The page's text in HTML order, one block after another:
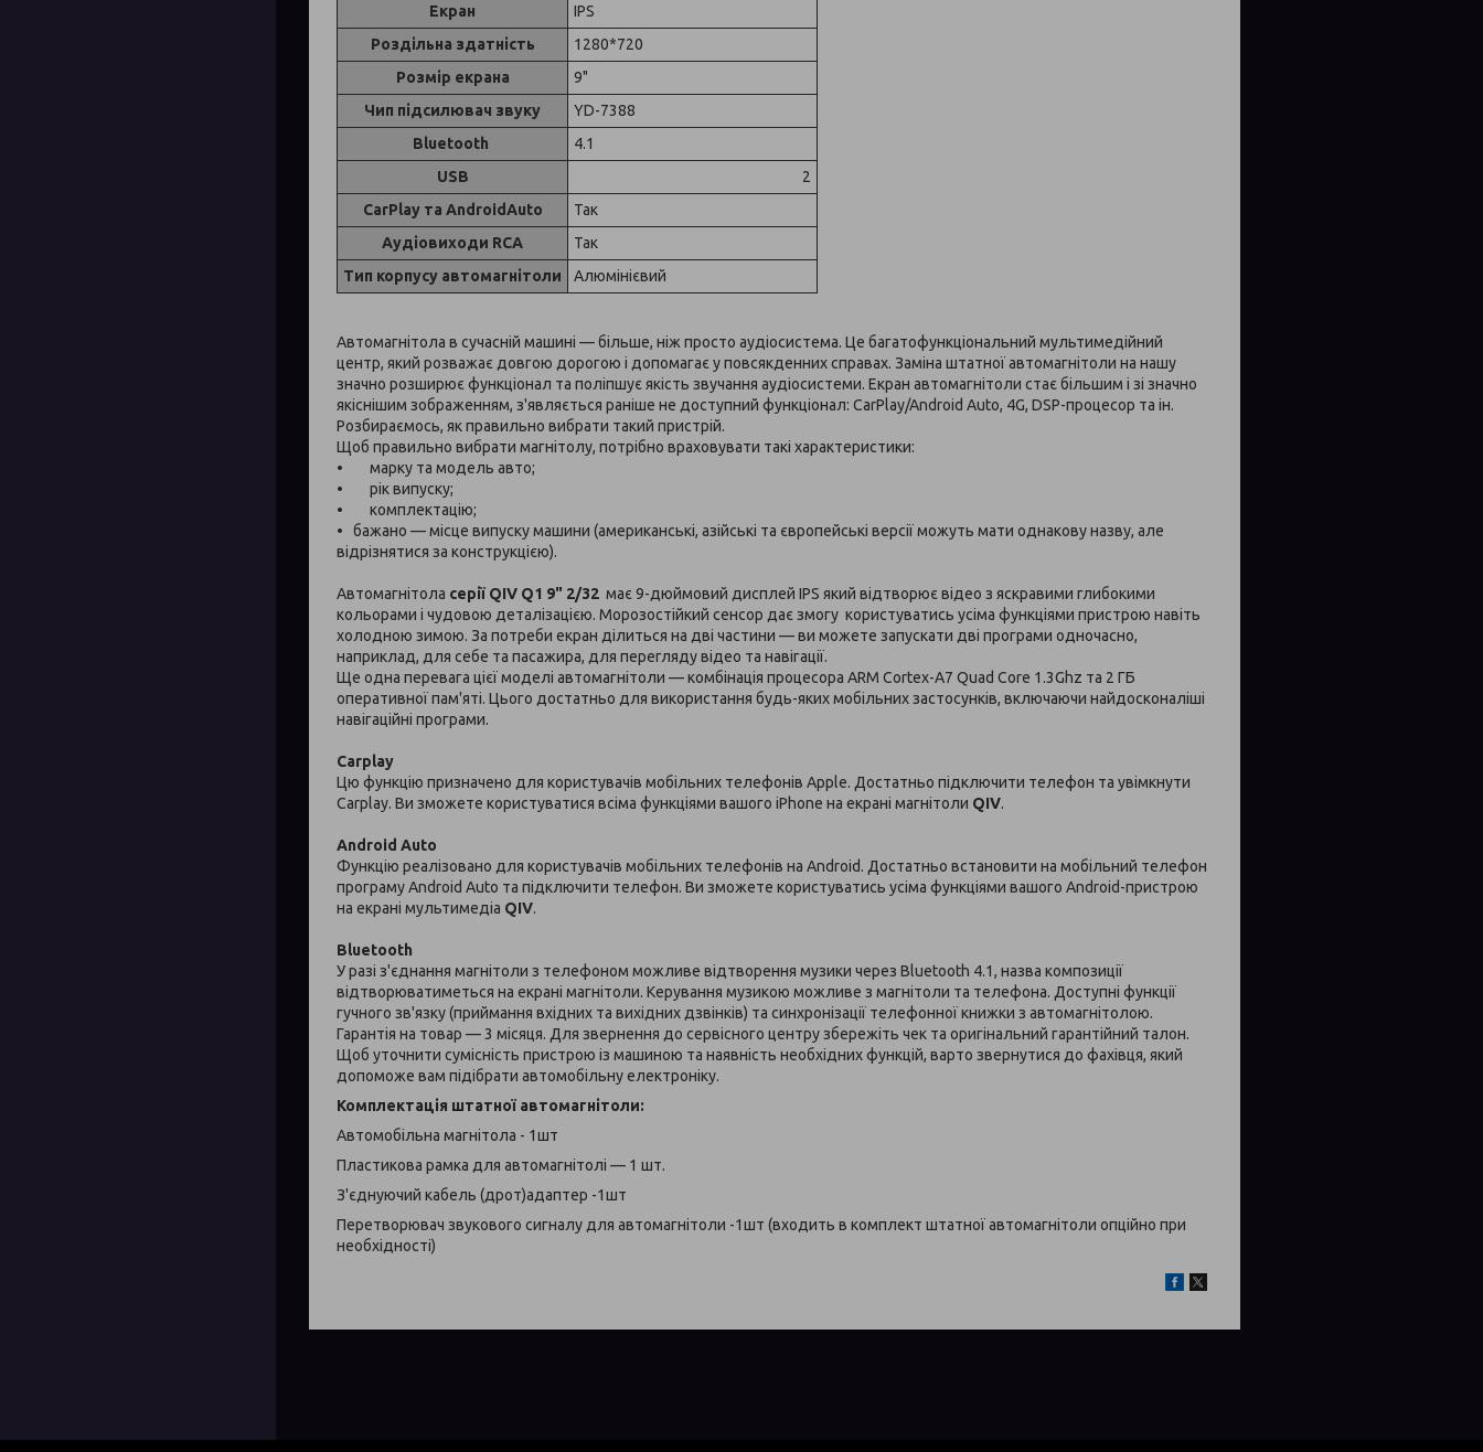
Екран
IPS
Роздільна здатність
1280*720
Розмір екрана
9"
Чип підсилювач звуку
YD-7388
Bluetooth
4.1
USB
2
CarPlay та AndroidAuto
Так
Аудіовиходи RCA
Так
Тип корпусу автомагнітоли
Алюмінієвий
Автомагнітола в сучасній машині — більше, ніж просто аудіосистема. Це багатофункціональний мультимедійний
центр, який розважає довгою дорогою і допомагає у повсякденних справах. Заміна штатної автомагнітоли на нашу
значно розширює функціонал та поліпшує якість звучання аудіосистеми. Екран автомагнітоли стає більшим і зі значно
якіснішим зображенням, з'являється раніше не доступний функціонал: CarPlay/Android Auto, 4G, DSP-процесор та ін.
Розбираємось, як правильно вибрати такий пристрій.
Щоб правильно вибрати магнітолу, потрібно враховувати такі характеристики:
• марку та модель авто;
• рік випуску;
• комплектацію;
• бажано — місце випуску машини (американські, азійські та європейські версії можуть мати однакову назву, але
відрізнятися за конструкцією).
Автомагнітола серії QIV Q1 9" 2/32 має 9-дюймовий дисплей IPS який відтворює відео з яскравими глибокими
кольорами і чудовою деталізацією. Морозостійкий сенсор дає змогу користуватись усіма функціями пристрою навіть
холодною зимою. За потреби екран ділиться на дві частини — ви можете запускати дві програми одночасно,
наприклад, для себе та пасажира, для перегляду відео та навігації.
Ще одна перевага цієї моделі автомагнітоли — комбінація процесора ARM Cortex-A7 Quad Core 1.3Ghz та 2 ГБ
оперативної пам'яті. Цього достатньо для використання будь-яких мобільних застосунків, включаючи найдосконаліші
навігаційні програми.
Carplay
Цю функцію призначено для користувачів мобільних телефонів Apple. Достатньо підключити телефон та увімкнути
Carplay. Ви зможете користуватися всіма функціями вашого iPhone на екрані магнітоли QIV.
Android Auto
Функцію реалізовано для користувачів мобільних телефонів на Android. Достатньо встановити на мобільний телефон
програму Android Auto та підключити телефон. Ви зможете користуватись усіма функціями вашого Android-пристрою
на екрані мультимедіа QIV.
Bluetooth
У разі з'єднання магнітоли з телефоном можливе відтворення музики через Bluetooth 4.1, назва композиції
відтворюватиметься на екрані магнітоли. Керування музикою можливе з магнітоли та телефона. Доступні функції
гучного зв'язку (приймання вхідних та вихідних дзвінків) та синхронізації телефонної книжки з автомагнітолою.
Гарантія на товар –– 3 місяця. Для звернення до сервісного центру збережіть чек та оригінальний гарантійний талон.
Щоб уточнити сумісність пристрою із машиною та наявність необхідних функцій, варто звернутися до фахівця, який
допоможе вам підібрати автомобільну електроніку.
Комплектація штатної автомагнітоли:
Автомобільна магнітола - 1шт
Пластикова рамка для автомагнітолі — 1 шт.
З'єднуючий кабель (дрот)адаптер -1шт
Перетворювач звукового сигналу для автомагнітоли -1шт (входить в комплект штатної автомагнітоли опційно при
необхідності)